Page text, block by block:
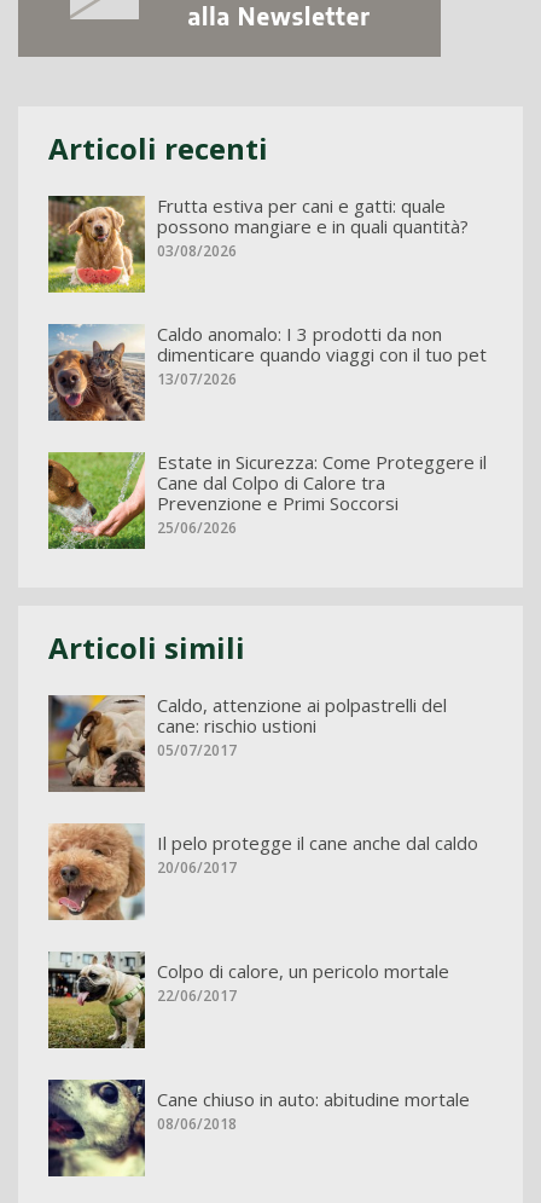
Articoli recenti
Frutta estiva per cani e gatti: quale
possono mangiare e in quali quantità?
03/08/2026
Caldo anomalo: I 3 prodotti da non
dimenticare quando viaggi con il tuo pet
13/07/2026
Estate in Sicurezza: Come Proteggere il
Cane dal Colpo di Calore tra
Prevenzione e Primi Soccorsi
25/06/2026
Articoli simili
Caldo, attenzione ai polpastrelli del
cane: rischio ustioni
05/07/2017
Il pelo protegge il cane anche dal caldo
20/06/2017
Colpo di calore, un pericolo mortale
22/06/2017
Cane chiuso in auto: abitudine mortale
08/06/2018